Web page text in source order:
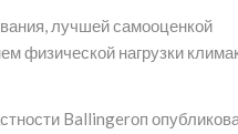
лучшей самооценкой
физической нагрузки
Ballingerоп